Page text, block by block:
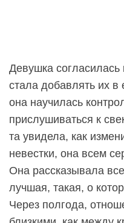
Девушка
стала добавлять их в
она научилась
прислушиваться к
та увидела, как
невестки, она всем
Она рассказывала
лучшая, такая, о
Через полгода,